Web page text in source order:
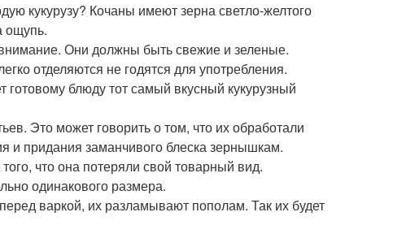
кукурузу? Кочаны имеют зерна светло-желтого
ощупь.
Они должны быть свежие и зеленые.
отделяются не годятся для употребления.
готовому блюду тот самый вкусный кукурузный
Это может говорить о том, что их обработали
и придания заманчивого блеска зернышкам.
что она потеряли свой товарный вид.
одинакового размера.
варкой, их разламывают пополам. Так их будет